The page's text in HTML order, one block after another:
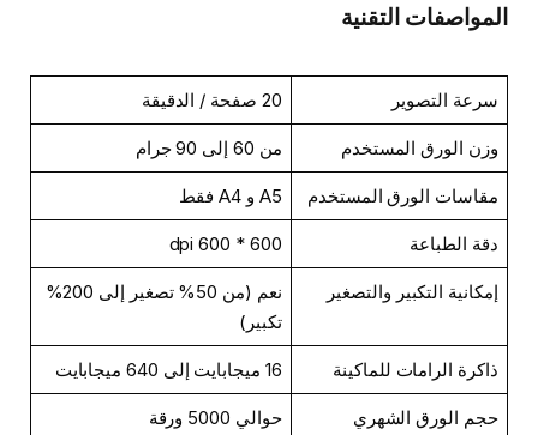
المواصفات التقنية
سرعة التصوير 20 صفحة / الدقيقة
وزن الورق المستخدم من 60 إلى 90 جرام
مقاسات الورق المستخدم A5 و A4 فقط
دقة الطباعة 600 * 600 dpi
إمكانية التكبير والتصغير
نعم (من 50% تصغير إلى 200%
تكبير)
ذاكرة الرامات للماكينة 16 ميجابايت إلى 640 ميجابايت
حجم الورق الشهري
حوالي 5000 ورقة